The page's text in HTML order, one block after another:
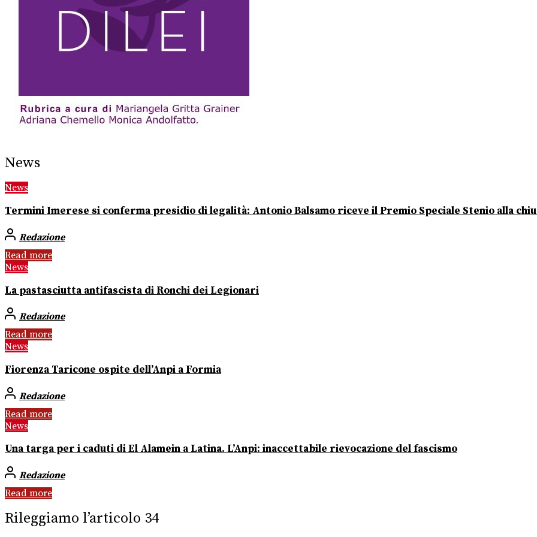
News
News
Termini Imerese si conferma presidio di legalità: Antonio Balsamo riceve il Premio Speciale Stenio alla
Redazione
Read more
News
La pastasciutta antifascista di Ronchi dei Legionari
Redazione
Read more
News
Fiorenza Taricone ospite dell’Anpi a Formia
Redazione
Read more
News
Una targa per i caduti di El Alamein a Latina. L’Anpi: inaccettabile rievocazione del fascismo
Redazione
Read more
Rileggiamo l’articolo 34